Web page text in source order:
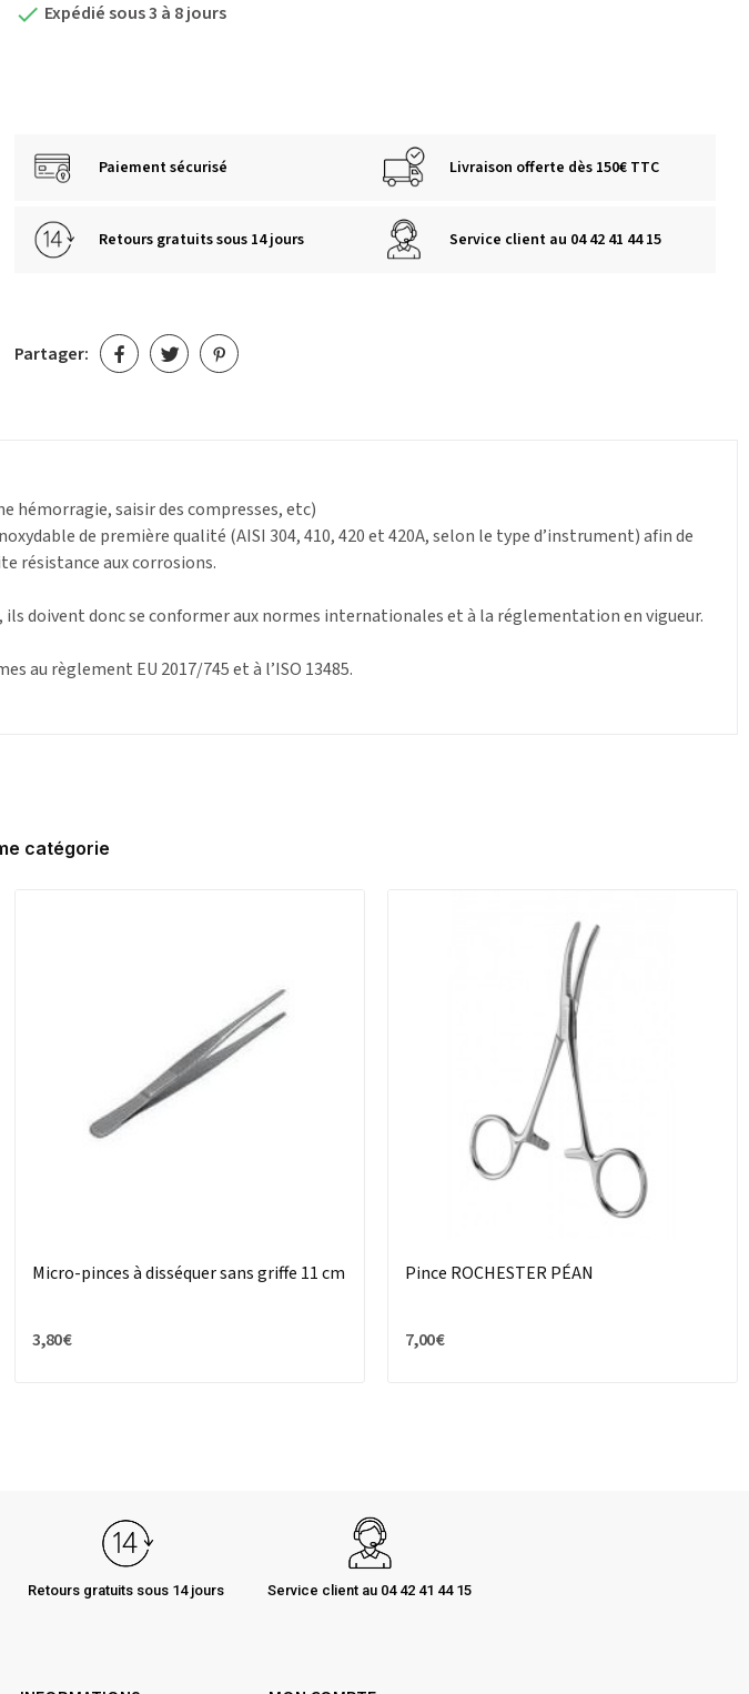
 Expédié sous 3 à 8 jours
Paiement sécurisé Livraison offerte dès 150€ TTC
Retours gratuits sous 14 jours Service client au 04 42 41 44 15
Partager:
hémorragie, saisir des compresses, etc)
de première qualité (AISI 304, 410, 420 et 420A, selon le type d’instrument) afin de
résistance aux corrosions.
doivent donc se conformer aux normes internationales et à la réglementation en vigueur.
au règlement EU 2017/745 et à l’ISO 13485.
catégorie
Micro-pinces à disséquer sans griffe 11 cm
3,80 €
Pince ROCHESTER PÉAN
7,00 €
Retours gratuits sous 14 jours Service client au 04 42 41 44 15